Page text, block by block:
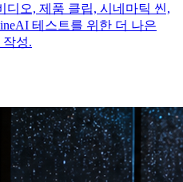
디오, 제품 클립, 시네마틱 씬,
테스트를 위한 더 나은
작성.